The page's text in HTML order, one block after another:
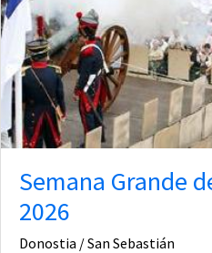
Semana Grande
2026
Donostia / San Sebastián